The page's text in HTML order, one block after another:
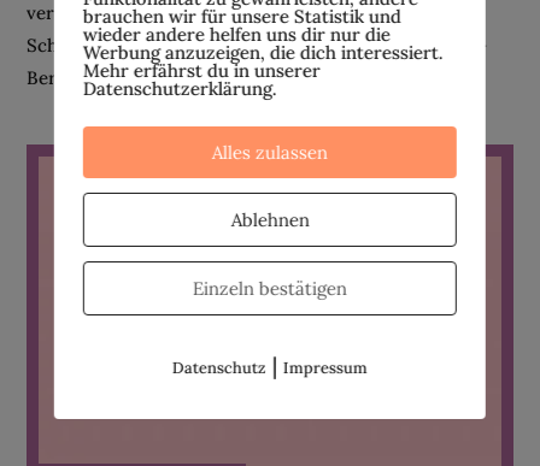
verursacht werden können, wie z. B. Thrombosen,
Schlaganfälle und Embolien, sind dank zahlreicher TV-
Berichterstattungen vielen von uns schon...
brauchen wir für unsere Statistik und
wieder andere helfen uns dir nur die
Werbung anzuzeigen, die dich interessiert.
Mehr erfährst du in unserer
Datenschutzerklärung.
Alles zulassen
Ablehnen
Einzeln bestätigen
Datenschutz | Impressum